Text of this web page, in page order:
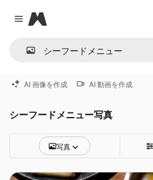
Close menu
Magnific
AI 画像を作成 AI 動画を作成
シーフードメニュー写真
写真